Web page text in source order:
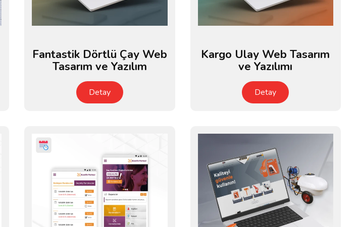
Fantastik Dörtlü Çay Web
Tasarım ve Yazılım
Detay
Kargo Ulay Web Tasarım
ve Yazılımı
Detay